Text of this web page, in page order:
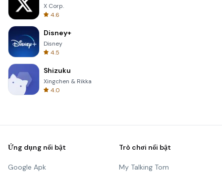
X Corp.
4.6
Disney+
Disney
4.5
Shizuku
Xingchen & Rikka
4.0
Ứng dụng nổi bật
Google Apk
Trò chơi nổi bật
My Talking Tom